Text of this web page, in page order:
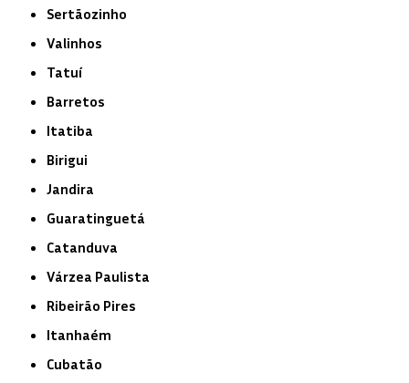
Sertãozinho
Valinhos
Tatuí
Barretos
Itatiba
Birigui
Jandira
Guaratinguetá
Catanduva
Várzea Paulista
Ribeirão Pires
Itanhaém
Cubatão